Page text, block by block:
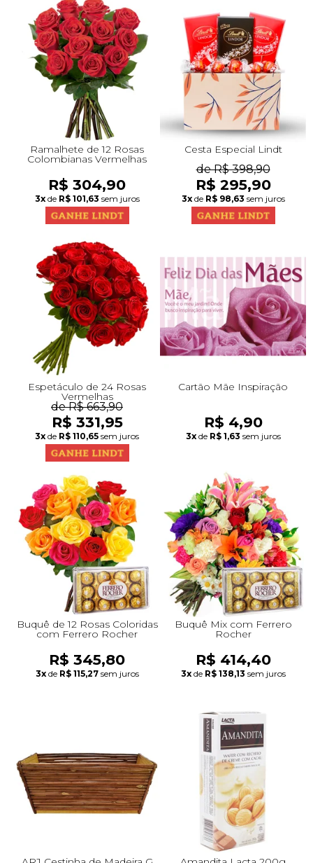
Ramalhete de 12 Rosas
Colombianas Vermelhas
R$ 304,90
3x de R$ 101,63 sem juros
Cesta Especial Lindt
de R$ 398,90
R$ 295,90
3x de R$ 98,63 sem juros
Espetáculo de 24 Rosas
Vermelhas
de R$ 663,90
R$ 331,95
3x de R$ 110,65 sem juros
Cartão Mãe Inspiração
R$ 4,90
3x de R$ 1,63 sem juros
Buquê de 12 Rosas Coloridas
com Ferrero Rocher
R$ 345,80
3x de R$ 115,27 sem juros
Buquê Mix com Ferrero
Rocher
R$ 414,40
3x de R$ 138,13 sem juros